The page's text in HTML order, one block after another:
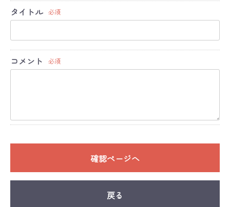
タイトル 必須
コメント 必須
確認ページへ
戻る